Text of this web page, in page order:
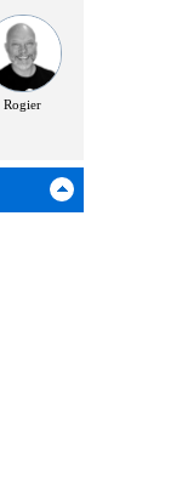
Rogier